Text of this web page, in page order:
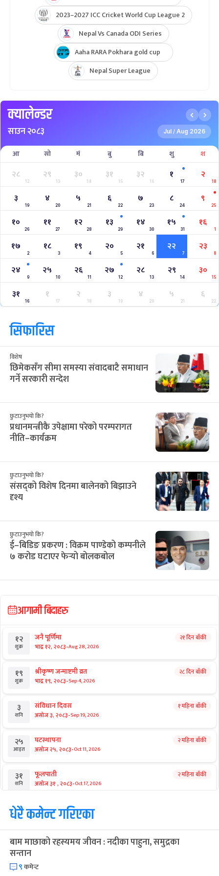
2023–2027 ICC Cricket World Cup League 2
Nepal Vs Canada ODI Series
Aaha RARA Pokhara gold cup
Nepal Super League
क्यालेन्डर
साउन २०८३ Jul / Aug 2026
आ सो मं बु बि शु श
२८
12
२९
13
३०
14
३१
15
३२
16
१
17
२
18
३
19
४
20
५
21
६
22
७
23
८
24
९
25
१०
26
११
27
१२
28
१३
29
१४
30
१५
31
१६
1
१७
2
१८
3
१९
4
२०
5
२१
6
२२
7
२३
8
२४
9
२५
10
२६
11
२७
12
२८
13
२९
14
३०
15
३१
16
१
17
२
18
३
19
४
20
५
21
६
22
सिफारिस
विशेष
छिमेकसँग सीमा समस्या संवादबाटै समाधान
गर्ने सरकारी सन्देश
छुटाउनुभयो कि?
प्रधानमन्त्रीकै उपेक्षामा परेको परम्परागत
नीति–कार्यक्रम
छुटाउनुभयो कि?
संसद्को विशेष दिनमा बालेनको बिझाउने
दृश्य
छुटाउनुभयो कि?
ई–बिडिङ प्रकरण : विक्रम पाण्डेको कम्पनीले
७ करोड घटाएर फेर्‍यो बोलकबोल
आगामी बिदाहरु
१२
शुक्र
जनै पूर्णिमा
भाद्र १२, २०८३-Aug 28, 2026
२१ दिन बाँकी
१९
शुक्र
श्रीकृष्ण जन्माष्टमी व्रत
भाद्र १९, २०८३-Sep 4, 2026
२८ दिन बाँकी
३
शनि
संविधान दिवस
असोज ३, २०८३-Sep 19, 2026
१ महिना बाँकी
२५
आइत
घटस्थापना
असोज २५, २०८३-Oct 11, 2026
२ महिना बाँकी
३१
शनि
फूलपाती
असोज ३१ , २०८३-Oct 17, 2026
२ महिना बाँकी
१
आइत
कार्तिक सङ्क्रान्ति
कार्तिक १, २०८३-Oct 18, 2026
३
मंगल
महानवमी २ महिना बाँकी
धेरै कमेन्ट गरिएका
बाम माछाको रहस्यमय जीवन : नदीका पाहुना, समुद्रका
सन्तान
९कमेन्ट